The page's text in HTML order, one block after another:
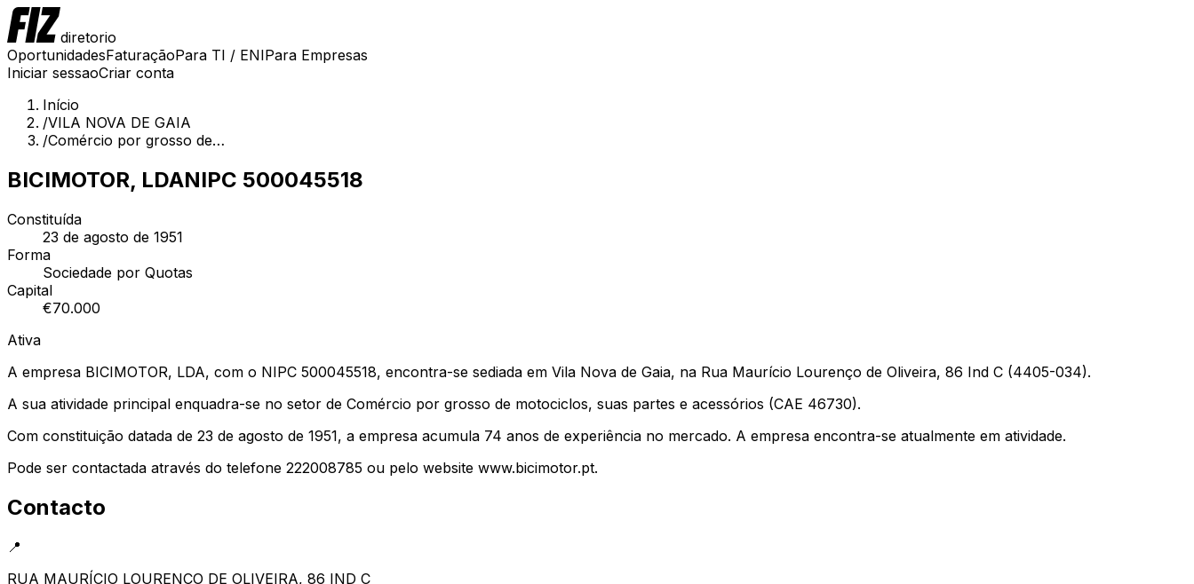
diretorio
OportunidadesFaturaçãoPara TI / ENIPara Empresas
Iniciar sessaoCriar conta
Início
/VILA NOVA DE GAIA
/Comércio por grosso de…
BICIMOTOR, LDANIPC 500045518
Constituída
23 de agosto de 1951
Forma
Sociedade por Quotas
Capital
€70.000
Ativa
A empresa BICIMOTOR, LDA, com o NIPC 500045518, encontra-se sediada em Vila Nova de Gaia, na Rua Maurício Lourenço de Oliveira, 86 Ind C (4405-034).
A sua atividade principal enquadra-se no setor de Comércio por grosso de motociclos, suas partes e acessórios (CAE 46730).
Com constituição datada de 23 de agosto de 1951, a empresa acumula 74 anos de experiência no mercado. A empresa encontra-se atualmente em atividade.
Pode ser contactada através do telefone 222008785 ou pelo website www.bicimotor.pt.
Contacto
📍
RUA MAURÍCIO LOURENÇO DE OLIVEIRA, 86 IND C